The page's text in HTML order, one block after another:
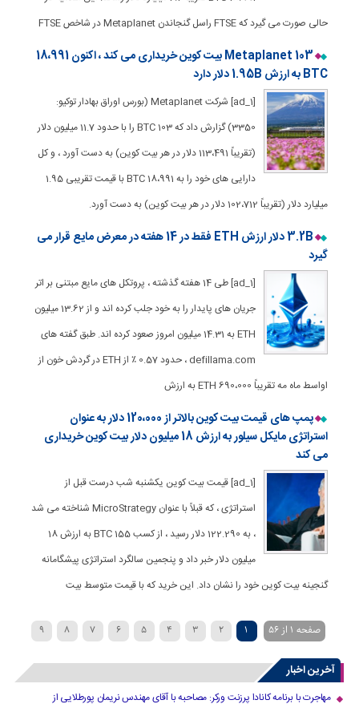
حالی صورت می گیرد که FTSE راسل گنجاندن Metaplanet در شاخص FTSE
Metaplanet 103 بیت کوین خریداری می کند ، اکنون 18،991
BTC به ارزش 1.95B دلار دارد
[ad_1] شرکت Metaplanet (بورس اوراق بهادار توکیو:
3350) گزارش داد که 103 BTC را با حدود 11.7 میلیون دلار
(تقریباً 113،491 دلار در هر بیت کوین) به دست آورد ، و کل
دارایی های خود را به 18،991 BTC با قیمت تقریبی 1.95
میلیارد دلار (تقریباً 102،712 دلار در هر بیت کوین) به دست آورد.
3.2B دلار ارزش ETH فقط در 14 هفته در معرض مایع قرار می
گیرد
[ad_1] طی 14 هفته گذشته ، پروتکل های مایع مبتنی بر اتر
جریان های پایدار را به خود جلب کرده اند و از 13.62 میلیون
ETH به 14.31 میلیون امروز صعود کرده اند. طبق گفته های
defillama.com ، حدود 0.57 ٪ از ETH در گردش خون از
اواسط ماه مه تقریباً 690،000 ETH به ارزش
پمپ های قیمت بیت کوین بالاتر از 120،000 دلار به عنوان
استراتژی مایکل سیلور به ارزش 18 میلیون دلار بیت کوین خریداری
می کند
[ad_1] قیمت بیت کوین یکشنبه شب درست قبل از
استراتژی ، که قبلاً با عنوان MicroStrategy شناخته می شد
، به 122.290 دلار رسید ، از کسب 155 BTC به ارزش 18
میلیون دلار خبر داد و پنجمین سالگرد استراتژی پیشگامانه
گنجینه بیت کوین خود را نشان داد. این خرید که با قیمت متوسط بیت
صفحه 1 از 56 1
2
3
4
5
6
7
8
9
10
›
20
30
40
...
» آخرین اخبار
مهاجرت با برنامه کانادا پرزنت ورکر: مصاحبه با آقای مهندس نریمان پورطلایی از